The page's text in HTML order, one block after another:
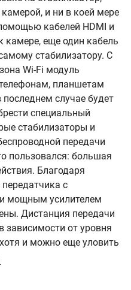
и ни в коей мере
кабелей HDMI и
камере, еще один кабель
стабилизатору. С
Wi-Fi модуль
планшетам
случае будет
специальный
стабилизаторы и
передачи
пользовался: большая
Благодаря
с
мощным усилителем
Дистанция передачи
зависимости от уровня
и можно еще уловить